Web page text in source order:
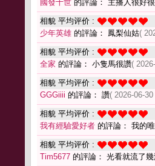
國發十世 的評論： 主播人很好
相貌 平均评价 :
少年英雄 的評論： 鳳梨仙姑(
相貌 平均评价 :
全家 的評論： 小隻馬很讚(
相貌 平均评价 :
GGGiiii 的評論： 讚( 2026-06-
相貌 平均评价 :
我有經驗愛好者 的評論： 我的
相貌 平均评价 :
Tim5677 的評論： 光看就流了幾